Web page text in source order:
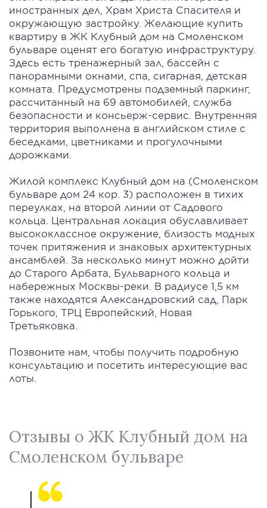
иностранных дел, Храм Христа Спасителя и
окружающую застройку. Желающие купить
квартиру в ЖК Клубный дом на Смоленском
бульваре оценят его богатую инфраструктуру.
Здесь есть тренажерный зал, бассейн с
панорамными окнами, спа, сигарная, детская
комната. Предусмотрены подземный паркинг,
рассчитанный на 69 автомобилей, служба
безопасности и консьерж-сервис. Внутренняя
территория выполнена в английском стиле с
беседками, цветниками и прогулочными
дорожками.
Жилой комплекс Клубный дом на (Смоленском
бульваре дом 24 кор. 3) расположен в тихих
переулках, на второй линии от Садового
кольца. Центральная локация обуславливает
высококлассное окружение, близость модных
точек притяжения и знаковых архитектурных
ансамблей. За несколько минут можно дойти
до Старого Арбата, Бульварного кольца и
набережных Москвы-реки. В радиусе 1,5 км
также находятся Александровский сад, Парк
Горького, ТРЦ Европейский, Новая
Третьяковка.
Позвоните нам, чтобы получить подробную
консультацию и посетить интересующие вас
лоты.
Отзывы о ЖК Клубный дом на
Смоленском бульваре